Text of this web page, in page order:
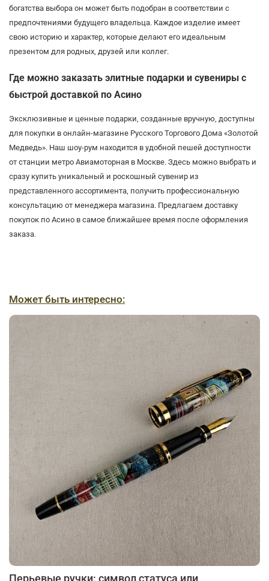
богатства выбора он может быть подобран в соответствии с
предпочтениями будущего владельца. Каждое изделие имеет
свою историю и характер, которые делают его идеальным
презентом для родных, друзей или коллег.
Где можно заказать элитные подарки и сувениры с
быстрой доставкой по Асино
Эксклюзивные и ценные подарки, созданные вручную, доступны
для покупки в онлайн-магазине Русского Торгового Дома «Золотой
Медведь». Наш шоу-рум находится в удобной пешей доступности
от станции метро Авиамоторная в Москве. Здесь можно выбрать и
сразу купить уникальный и роскошный сувенир из
представленного ассортимента, получить профессиональную
консультацию от менеджера магазина. Предлагаем доставку
покупок по Асино в самое ближайшее время после оформления
заказа.
Может быть интересно: